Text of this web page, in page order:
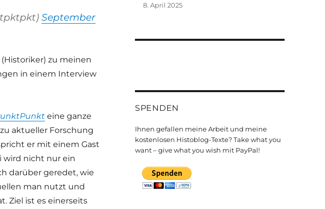
September
zu meinen
in einem Interview
eine ganze
aktueller Forschung
er mit einem Gast
wird nicht nur ein
darüber geredet, wie
man nutzt und
Ziel ist es einerseits
8. April 2025
SPENDEN
Ihnen gefallen meine Arbeit und meine
kostenlosen Histoblog-Texte? Take what you
want – give what you wish mit PayPal!